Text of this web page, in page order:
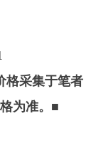
格采集于笔者
为准。■